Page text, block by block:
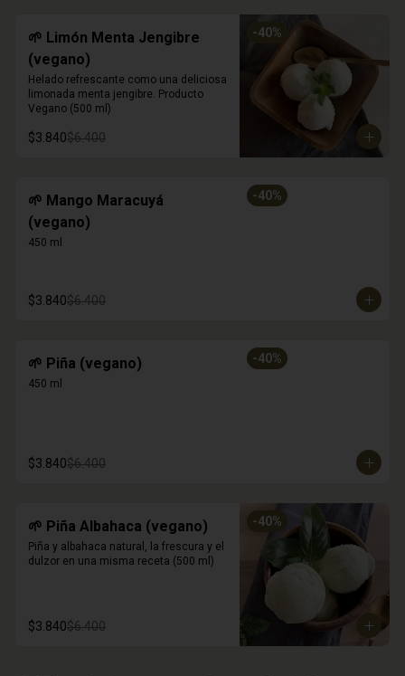
-40%
🌱 Limón Menta Jengibre
(vegano)
Helado refrescante como una deliciosa
limonada menta jengibre. Producto
Vegano (500 ml)
$3.840$6.400
-40%
🌱 Mango Maracuyá
(vegano)
450 ml
$3.840$6.400
-40%
🌱 Piña (vegano)
450 ml
$3.840$6.400
-40%
🌱 Piña Albahaca (vegano)
Piña y albahaca natural, la frescura y el
dulzor en una misma receta (500 ml)
$3.840$6.400